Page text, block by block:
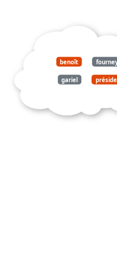
benoît
gariel
turbine